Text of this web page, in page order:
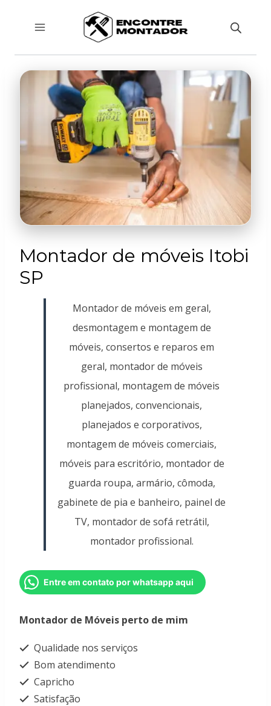
Conteúdo
Montador de móveis Itobi
SP
Montador de móveis em geral,
desmontagem e montagem de
móveis, consertos e reparos em
geral, montador de móveis
profissional, montagem de móveis
planejados, convencionais,
planejados e corporativos,
montagem de móveis comerciais,
móveis para escritório, montador de
guarda roupa, armário, cômoda,
gabinete de pia e banheiro, painel de
TV, montador de sofá retrátil,
montador profissional.
Entre em contato por whatsapp aqui
Montador de Móveis perto de mim
Qualidade nos serviços
Bom atendimento
Capricho
Satisfação